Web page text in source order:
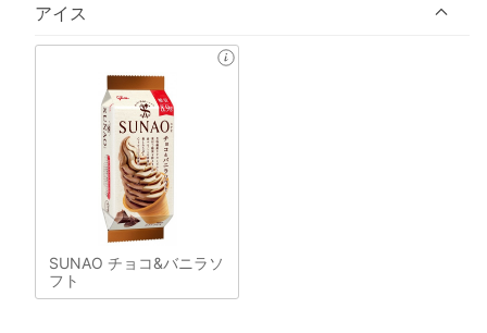
アイス
SUNAO チョコ&バニラソ
フト